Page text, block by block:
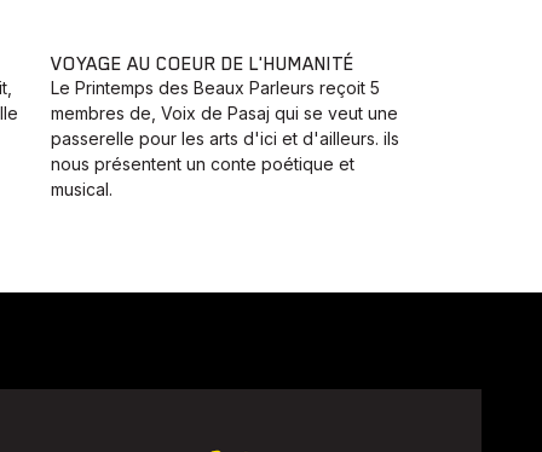
VOYAGE AU COEUR DE L'HUMANITÉ
Le Printemps des Beaux Parleurs reçoit 5
membres de, Voix de Pasaj qui se veut une
passerelle pour les arts d'ici et d'ailleurs. ils
nous présentent un conte poétique et
musical.